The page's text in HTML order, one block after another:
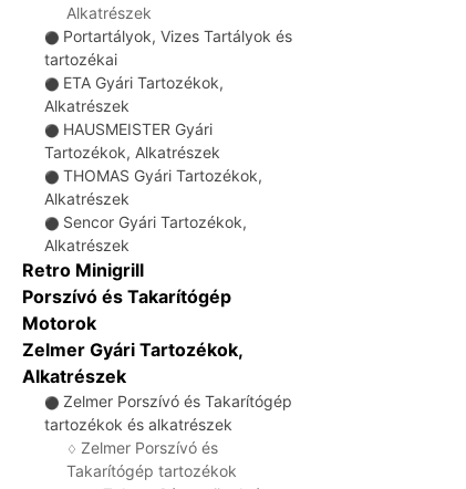
Alkatrészek
⚫ Portartályok, Vizes Tartályok és
tartozékai
⚫ ETA Gyári Tartozékok,
Alkatrészek
⚫ HAUSMEISTER Gyári
Tartozékok, Alkatrészek
⚫ THOMAS Gyári Tartozékok,
Alkatrészek
⚫ Sencor Gyári Tartozékok,
Alkatrészek
Retro Minigrill
Porszívó és Takarítógép
Motorok
Zelmer Gyári Tartozékok,
Alkatrészek
⚫ Zelmer Porszívó és Takarítógép
tartozékok és alkatrészek
♢ Zelmer Porszívó és
Takarítógép tartozékok